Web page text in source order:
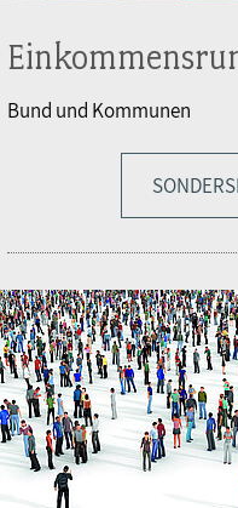
Bund und Kommunen